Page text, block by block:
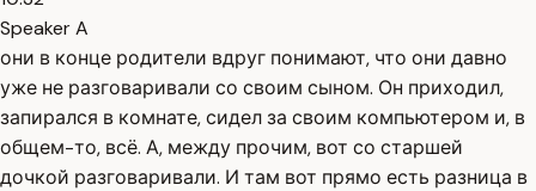
Speaker A
они в конце родители вдруг понимают, что они давно
уже не разговаривали со своим сыном. Он приходил,
запирался в комнате, сидел за своим компьютером и, в
общем-то, всё. А, между прочим, вот со старшей
дочкой разговаривали. И там вот прямо есть разница в